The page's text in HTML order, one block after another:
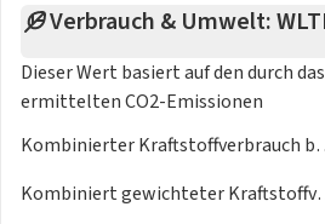
Verbrauch & Umwelt:
Dieser Wert basiert auf den durch das
ermittelten CO2-Emissionen
Kombinierter
Kombiniert